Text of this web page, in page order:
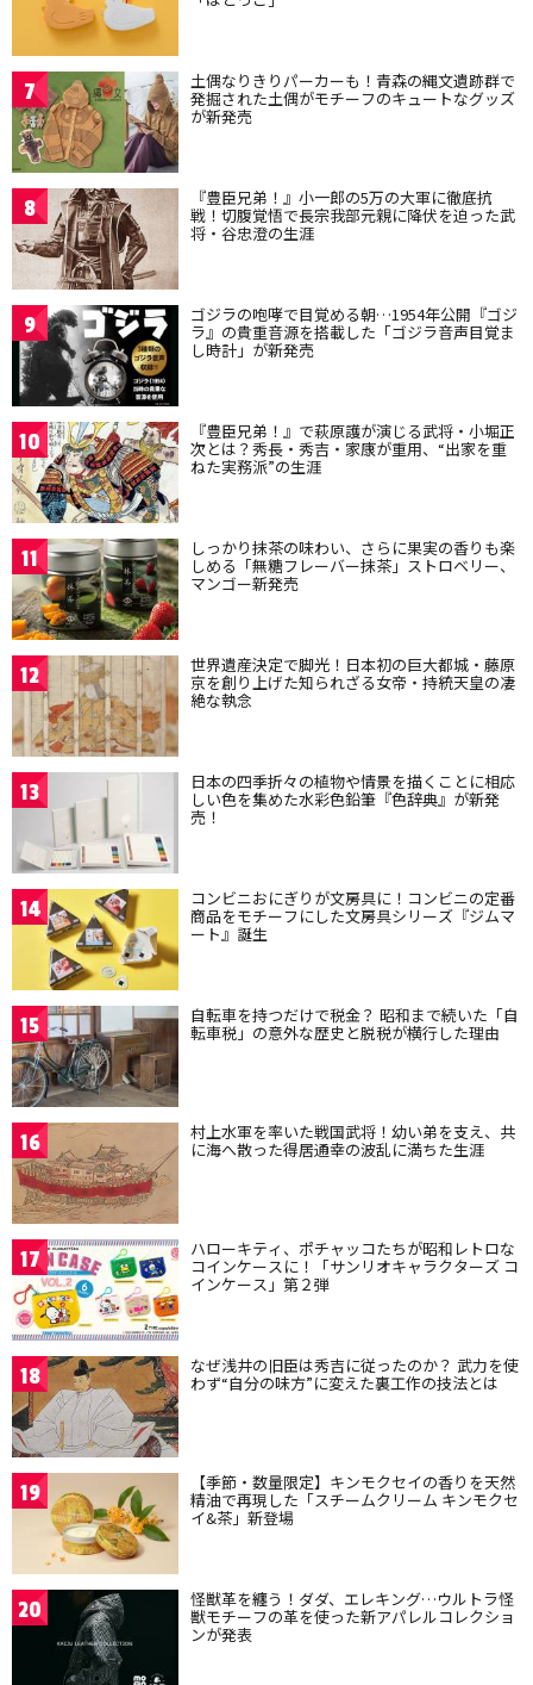
7 土偶なりきりパーカーも！青森の縄文遺跡群で
発掘された土偶がモチーフのキュートなグッズ
が新発売
8 『豊臣兄弟！』小一郎の5万の大軍に徹底抗
戦！切腹覚悟で長宗我部元親に降伏を迫った武
将・谷忠澄の生涯
9 ゴジラの咆哮で目覚める朝…1954年公開『ゴジ
ラ』の貴重音源を搭載した「ゴジラ音声目覚ま
し時計」が新発売
10 『豊臣兄弟！』で萩原護が演じる武将・小堀正
次とは？秀長・秀吉・家康が重用、“出家を重
ねた実務派”の生涯
11 しっかり抹茶の味わい、さらに果実の香りも楽
しめる「無糖フレーバー抹茶」ストロベリー、
マンゴー新発売
12 世界遺産決定で脚光！日本初の巨大都城・藤原
京を創り上げた知られざる女帝・持統天皇の凄
絶な執念
13 日本の四季折々の植物や情景を描くことに相応
しい色を集めた水彩色鉛筆『色辞典』が新発
売！
14 コンビニおにぎりが文房具に！コンビニの定番
商品をモチーフにした文房具シリーズ『ジムマ
ート』誕生
15 自転車を持つだけで税金？ 昭和まで続いた「自
転車税」の意外な歴史と脱税が横行した理由
16 村上水軍を率いた戦国武将！幼い弟を支え、共
に海へ散った得居通幸の波乱に満ちた生涯
17 ハローキティ、ポチャッコたちが昭和レトロな
コインケースに！「サンリオキャラクターズ コ
インケース」第２弾
18 なぜ浅井の旧臣は秀吉に従ったのか？ 武力を使
わず“自分の味方”に変えた裏工作の技法とは
19 【季節・数量限定】キンモクセイの香りを天然
精油で再現した「スチームクリーム キンモクセ
イ&茶」新登場
20 怪獣革を纏う！ダダ、エレキング…ウルトラ怪
獣モチーフの革を使った新アパレルコレクショ
ンが発表